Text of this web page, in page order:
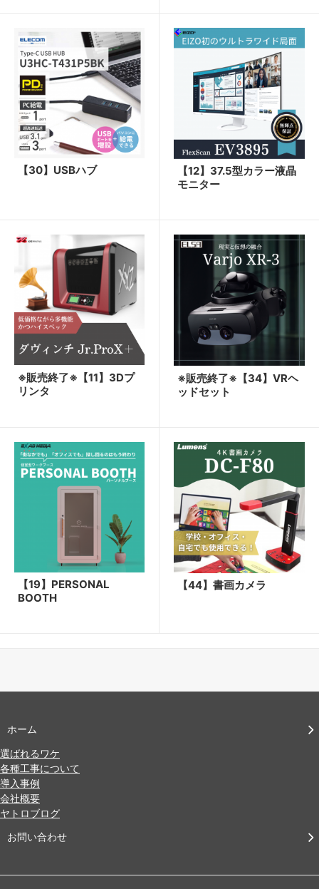
【30】USBハブ
【12】37.5型カラー液晶
モニター
※販売終了※【11】3Dプ
リンタ
※販売終了※【34】VRヘ
ッドセット
【19】PERSONAL
BOOTH
【44】書画カメラ
ホーム
選ばれるワケ
各種工事について
導入事例
会社概要
ヤトロブログ
お問い合わせ